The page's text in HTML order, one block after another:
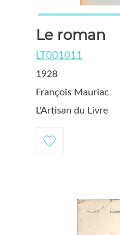
Le roman
LT001011
1928
François Mauriac
L'Artisan du Livre